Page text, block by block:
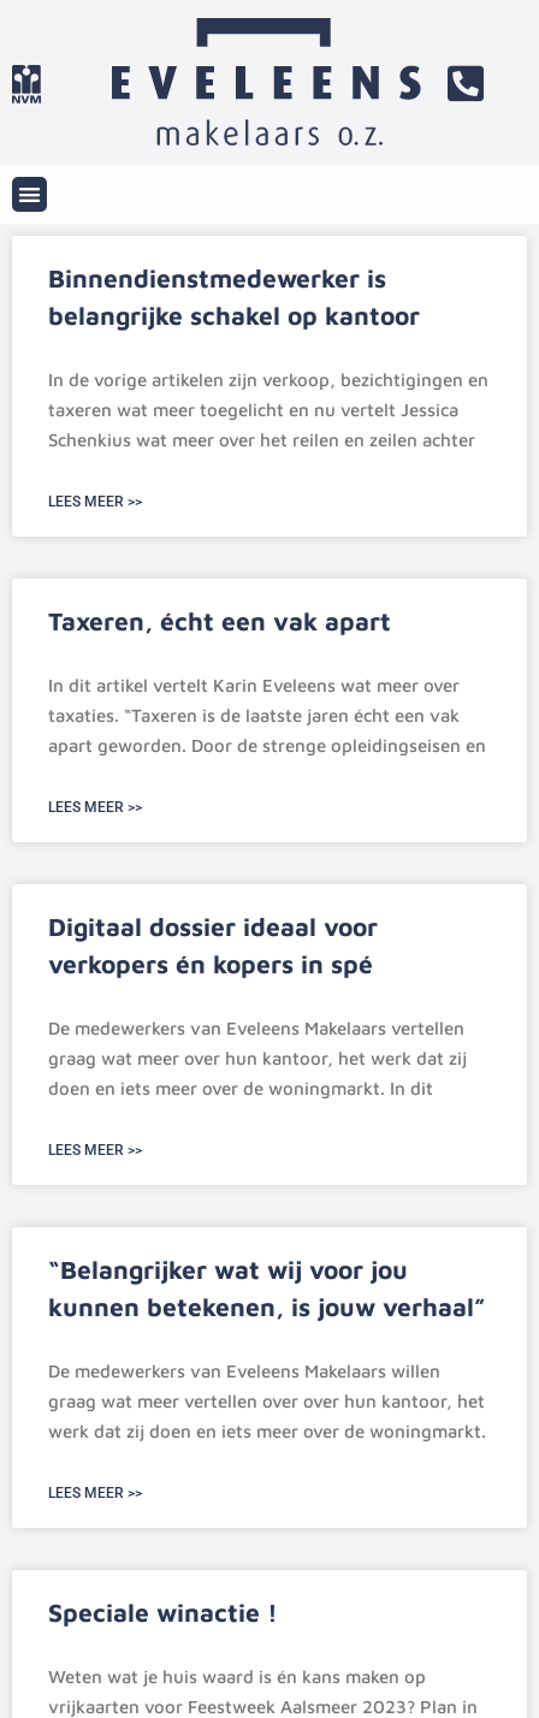
Binnendienstmedewerker is
belangrijke schakel op kantoor
In de vorige artikelen zijn verkoop, bezichtigingen en
taxeren wat meer toegelicht en nu vertelt Jessica
Schenkius wat meer over het reilen en zeilen achter
LEES MEER >>
Taxeren, écht een vak apart
In dit artikel vertelt Karin Eveleens wat meer over
taxaties. “Taxeren is de laatste jaren écht een vak
apart geworden. Door de strenge opleidingseisen en
LEES MEER >>
Digitaal dossier ideaal voor
verkopers én kopers in spé
De medewerkers van Eveleens Makelaars vertellen
graag wat meer over hun kantoor, het werk dat zij
doen en iets meer over de woningmarkt. In dit
LEES MEER >>
“Belangrijker wat wij voor jou
kunnen betekenen, is jouw verhaal”
De medewerkers van Eveleens Makelaars willen
graag wat meer vertellen over over hun kantoor, het
werk dat zij doen en iets meer over de woningmarkt.
LEES MEER >>
Speciale winactie !
Weten wat je huis waard is én kans maken op
vrijkaarten voor Feestweek Aalsmeer 2023? Plan in